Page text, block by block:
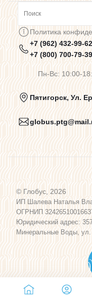
Предупреждения о
Политика
Пользовательское
Программа
Карта сайта
Политика
+7 (962) 432-99-62
+7 (800) 700-79-39
Пн-Вс: 10:00-
Пятигорск, Ул.
© Глобус, 2026
ИП Шалева Наталья
ОГРНИП
Юридический адрес:
Минеральные Воды,